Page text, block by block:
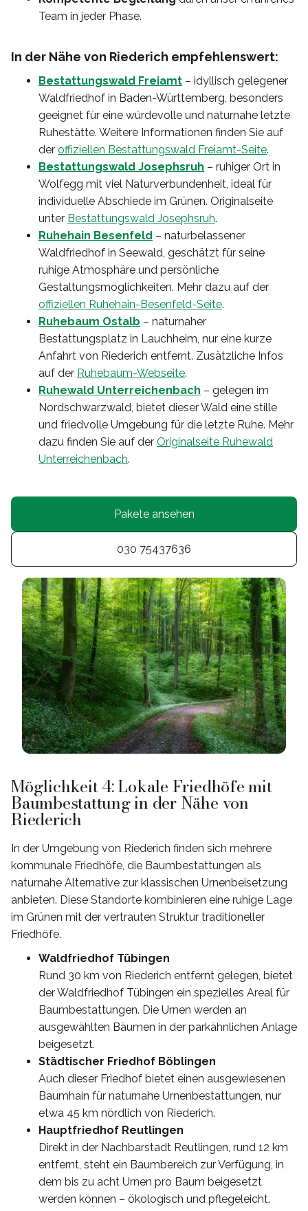
Team in jeder Phase.
In der Nähe von Riederich empfehlenswert:
Bestattungswald Freiamt – idyllisch gelegener
Waldfriedhof in Baden-Württemberg, besonders
geeignet für eine würdevolle und naturnahe letzte
Ruhestätte. Weitere Informationen finden Sie auf
der offiziellen Bestattungswald Freiamt-Seite.
Bestattungswald Josephsruh – ruhiger Ort in
Wolfegg mit viel Naturverbundenheit, ideal für
individuelle Abschiede im Grünen. Originalseite
unter Bestattungswald Josephsruh.
Ruhehain Besenfeld – naturbelassener
Waldfriedhof in Seewald, geschätzt für seine
ruhige Atmosphäre und persönliche
Gestaltungsmöglichkeiten. Mehr dazu auf der
offiziellen Ruhehain-Besenfeld-Seite.
Ruhebaum Ostalb – naturnaher
Bestattungsplatz in Lauchheim, nur eine kurze
Anfahrt von Riederich entfernt. Zusätzliche Infos
auf der Ruhebaum-Webseite.
Ruhewald Unterreichenbach – gelegen im
Nordschwarzwald, bietet dieser Wald eine stille
und friedvolle Umgebung für die letzte Ruhe. Mehr
dazu finden Sie auf der Originalseite Ruhewald
Unterreichenbach.
Pakete ansehen
030 75437636
Möglichkeit 4: Lokale Friedhöfe mit
Baumbestattung in der Nähe von
Riederich
In der Umgebung von Riederich finden sich mehrere
kommunale Friedhöfe, die Baumbestattungen als
naturnahe Alternative zur klassischen Urnenbeisetzung
anbieten. Diese Standorte kombinieren eine ruhige Lage
im Grünen mit der vertrauten Struktur traditioneller
Friedhöfe.
Waldfriedhof Tübingen
Rund 30 km von Riederich entfernt gelegen, bietet
der Waldfriedhof Tübingen ein spezielles Areal für
Baumbestattungen. Die Urnen werden an
ausgewählten Bäumen in der parkähnlichen Anlage
beigesetzt.
Städtischer Friedhof Böblingen
Auch dieser Friedhof bietet einen ausgewiesenen
Baumhain für naturnahe Urnenbestattungen, nur
etwa 45 km nördlich von Riederich.
Hauptfriedhof Reutlingen
Direkt in der Nachbarstadt Reutlingen, rund 12 km
entfernt, steht ein Baumbereich zur Verfügung, in
dem bis zu acht Urnen pro Baum beigesetzt
werden können – ökologisch und pflegeleicht.